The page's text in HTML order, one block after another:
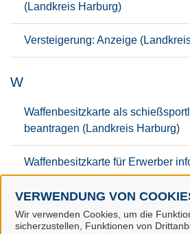
VERWENDUNG VON
Wir verwenden Cookies, um die
sicherzustellen, Funktionen von
(Landkreis Harburg)
Versteigerung: Anzeige
W
Waffenbesitzkarte als
beantragen (Landkreis Harburg)
Waffenbesitzkarte für Erwerber
beantragen (Landkreis Harburg)
Wahlrecht für Unternehmen mit
Besteuerung von Waren im Mini-